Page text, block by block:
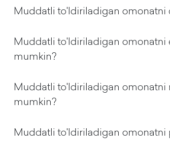
Muddatli to'ldiriladigan
Muddatli to'ldiriladigan
mumkin?
Muddatli to'ldiriladigan omonatni
mumkin?
Muddatli to'ldiriladigan